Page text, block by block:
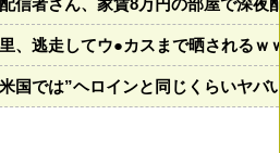
配信者さん、家賃8万円の部屋で深
里、逃走してウ●カスまで晒されるｗ
米国では”ヘロインと同じくらいヤ